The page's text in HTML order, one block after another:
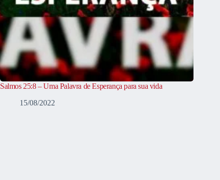
Salmos 25:8 – Uma Palavra de Esperança para sua vida
15/08/2022